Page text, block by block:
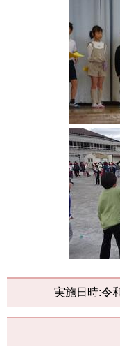
実施日時:令